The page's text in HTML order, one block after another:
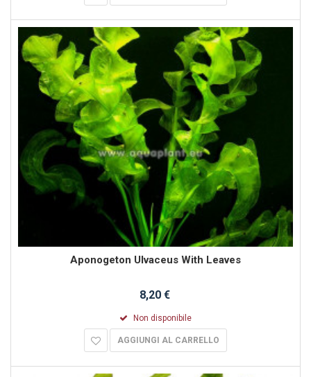
Aponogeton Ulvaceus With Leaves
8,20 €
Non disponibile
AGGIUNGI AL CARRELLO